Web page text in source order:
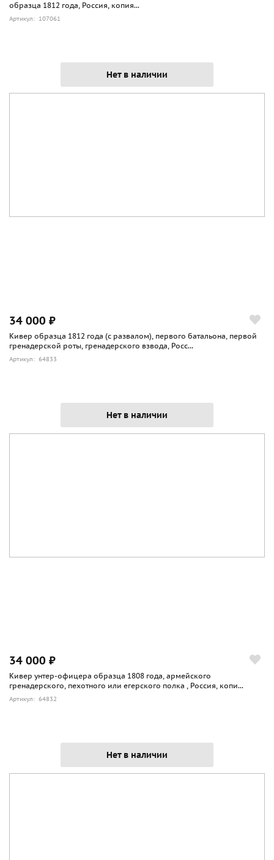
образца 1812 года, Россия, копия...
Артикул: 107061
Нет в наличии
34 000 ₽
Кивер образца 1812 года (с развалом), первого батальона, первой
гренадерской роты, гренадерского взвода, Росс...
Артикул: 64833
Нет в наличии
34 000 ₽
Кивер унтер-офицера образца 1808 года, армейского
гренадерского, пехотного или егерского полка , Россия, копи...
Артикул: 64832
Нет в наличии